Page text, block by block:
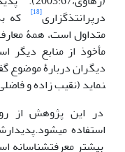
درپرانتذگزاری[18]
که
متداول است، همۀ
مأخوذ از منابع دیگر
دیگران دربارۀ موضوع
نماید (نقیب زاده و فاضلی، 1385:
در این پژوهش از
استفاده
بیشتر معرفت­شناسانه